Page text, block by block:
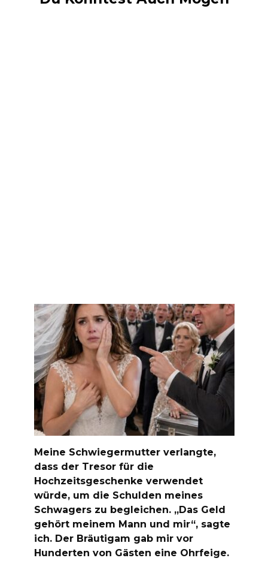
Meine Schwiegermutter verlangte,
dass der Tresor für die
Hochzeitsgeschenke verwendet
würde, um die Schulden meines
Schwagers zu begleichen. „Das Geld
gehört meinem Mann und mir“, sagte
ich. Der Bräutigam gab mir vor
Hunderten von Gästen eine Ohrfeige.